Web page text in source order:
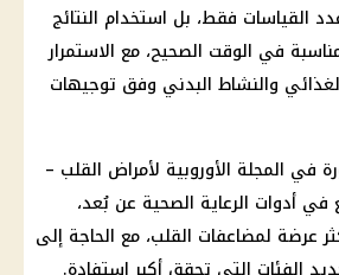
القياسات فقط، بل استخدام النتائج
في الوقت الصحيح، مع الاستمرار
والنشاط البدني وفق توجيهات
في المجلة الأوروبية لأمراض القلب –
في أدوات الرعاية الصحية عن بُعد،
عرضة لمضاعفات القلب، مع الحاجة إلى